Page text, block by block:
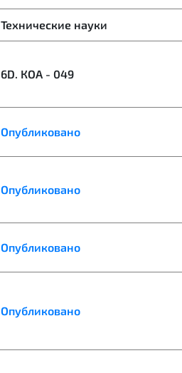
Технические науки
6D. КОА - 049
Опубликовано
Опубликовано
Опубликовано
Опубликовано